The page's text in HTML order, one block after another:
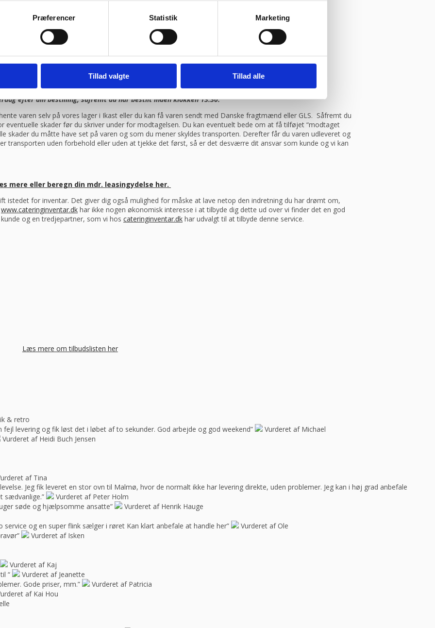
Præferencer Statistik Marketing
Tillad valgte Tillad alle
– 13.30
efter din bestilling, såfremt du har bestilt inden klokken 13.30.
varen selv på vores lager i Ikast eller du kan få varen sendt med Danske fragtmænd eller GLS. Såfremt du
eventuelle skader før du skriver under for modtagelsen. Du kan eventuelt bede om at få tilføjet “modtaget
skader du måtte have set på varen og som du mener skyldes transporten. Derefter får du varen udleveret og
transporten uden forbehold eller uden at tjekke det først, så er det desværre dit ansvar som kunde og vi kan
mere eller beregn din mdr. leasingydelse her.
istedet for inventar. Det giver dig også mulighed for måske at lave netop den indretning du har drømt om,
www.cateringinventar.dk har ikke nogen økonomisk interesse i at tilbyde dig dette ud over vi finder det en god
og en tredjepartner, som vi hos cateringinventar.dk har udvalgt til at tilbyde denne service.
Læs mere om tilbudslisten her
& retro
levering og fik løst det i løbet af to sekunder. God arbejde og god weekend”
Vurderet af Michael
Vurderet af Heidi Buch Jensen
af Tina
Jeg fik leveret en stor ovn til Malmø, hvor de normalt ikke har levering direkte, uden problemer. Jeg kan i høj grad anbefale
sædvanlige.”
Vurderet af Peter Holm
søde og hjælpsomme ansatte”
Vurderet af Henrik Hauge
og en super flink sælger i røret Kan klart anbefale at handle her”
Vurderet af Ole
Vurderet af Isken
Vurderet af Kaj
“
Vurderet af Jeanette
Gode priser, mm.”
Vurderet af Patricia
af Kai Hou